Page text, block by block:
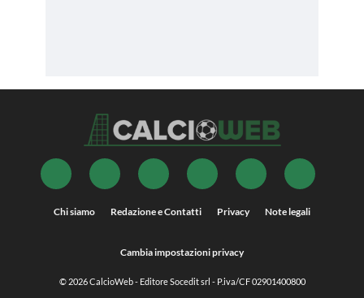
Chi siamo Redazione e Contatti Privacy Note legali
Cambia impostazioni privacy
© 2026CalcioWeb- Editore Socedit srl - P.iva/CF 02901400800